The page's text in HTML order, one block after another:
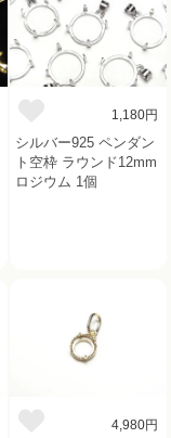
1,180円
シルバー925 ペンダン
ト空枠 ラウンド12mm
ロジウム 1個
4,980円